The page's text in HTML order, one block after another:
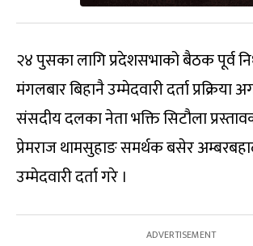
२४ पुसका लागि प्रदेशसभाको बैठक पूर्व
मंगलबार बिहानै उम्मेदवारी दर्ता प्रक्रिया
संसदीय दलका नेता भक्ति सिटौला
प्रेमराज थामसुहाङ समर्थक बसेर
उम्मेदवारी दर्ता गरे ।